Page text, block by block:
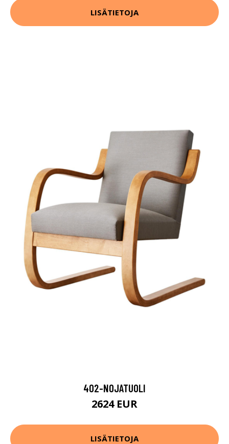
LISÄTIETOJA
402-NOJATUOLI
2624 EUR
LISÄTIETOJA